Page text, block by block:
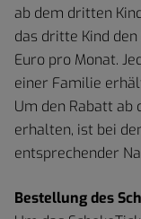
ab dem dritten
das dritte Kind
Euro pro Monat.
einer Familie
Um den Rabatt ab
erhalten, ist bei
entsprechender
Bestellung des